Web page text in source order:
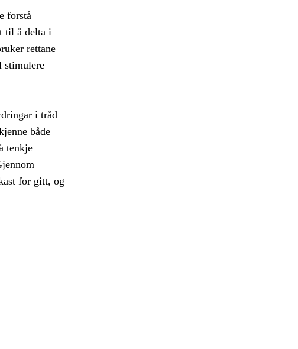
forstå
til å delta i
rettane
stimulere
i tråd
både
tenkje
for gitt, og